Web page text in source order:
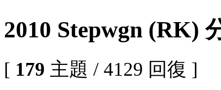
2010 Stepwgn (RK)
[ 179 主題 / 4129 回復 ]